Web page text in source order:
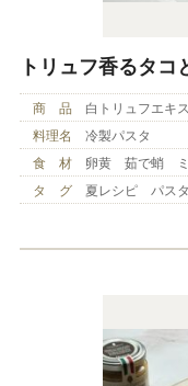
トリュフ香るタ
商 品
白トリュフエキ
料理名
冷製パスタ
食 材
卵黄 茹で蛸 ミ
タ グ
夏レシピ パス